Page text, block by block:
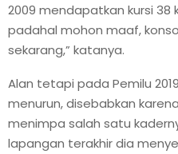
2009 mendapatkan kursi 38
padahal mohon maaf,
sekarang,” katanya.
Alan tetapi pada Pemilu
menurun, disebabkan
menimpa salah satu
lapangan terakhir dia